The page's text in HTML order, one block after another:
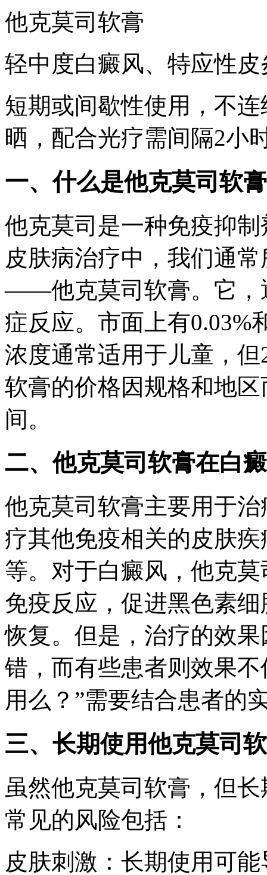
他克莫司软膏
轻中度白癜风、特应性皮
短期或间歇性使用，不
晒，配合光疗需间隔2小
一、什么是他克莫司软
他克莫司是一种免疫抑
皮肤病治疗中，我们通
——他克莫司软膏。它，
症反应。市面上有0.03%
浓度通常适用于儿童，
软膏的价格因规格和地
间。
二、他克莫司软膏在白
他克莫司软膏主要用于
疗其他免疫相关的皮肤
等。对于白癜风，他克
免疫反应，促进黑色素
恢复。但是，治疗的效
错，而有些患者则效果
用么？”需要结合患者的
三、长期使用他克莫司
虽然他克莫司软膏，但
常见的风险包括：
皮肤刺激：长期使用可